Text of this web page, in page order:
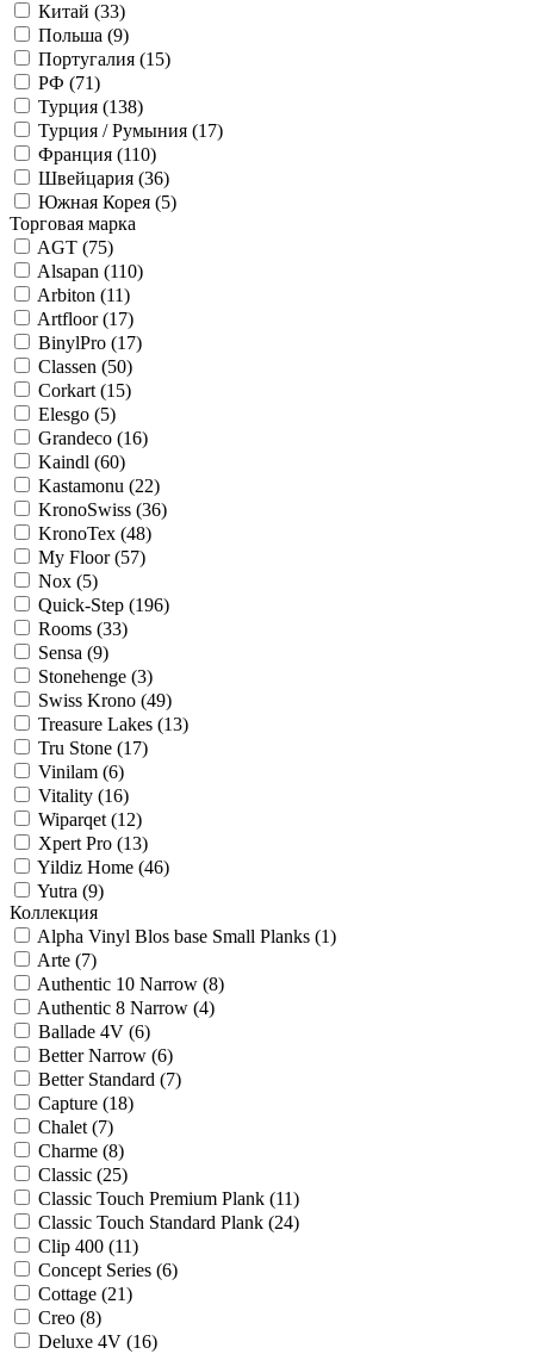
Китай (33)
Польша (9)
Португалия (15)
РФ (71)
Турция (138)
Турция / Румыния (17)
Франция (110)
Швейцария (36)
Южная Корея (5)
Торговая марка
AGT (75)
Alsapan (110)
Arbiton (11)
Artfloor (17)
BinylPro (17)
Classen (50)
Corkart (15)
Elesgo (5)
Grandeco (16)
Kaindl (60)
Kastamonu (22)
KronoSwiss (36)
KronoTex (48)
My Floor (57)
Nox (5)
Quick-Step (196)
Rooms (33)
Sensa (9)
Stonehenge (3)
Swiss Krono (49)
Treasure Lakes (13)
Tru Stone (17)
Vinilam (6)
Vitality (16)
Wiparqet (12)
Xpert Pro (13)
Yildiz Home (46)
Yutra (9)
Коллекция
Alpha Vinyl Blos base Small Planks (1)
Arte (7)
Authentic 10 Narrow (8)
Authentic 8 Narrow (4)
Ballade 4V (6)
Better Narrow (6)
Better Standard (7)
Capture (18)
Chalet (7)
Charme (8)
Classic (25)
Classic Touch Premium Plank (11)
Classic Touch Standard Plank (24)
Clip 400 (11)
Concept Series (6)
Cottage (21)
Creo (8)
Deluxe 4V (16)